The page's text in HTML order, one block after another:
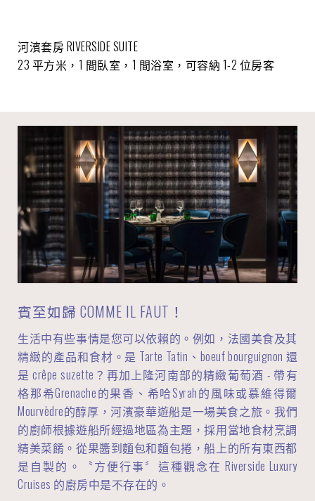
河濱套房 RIVERSIDE SUITE
23 平方米，1 間臥室，1 間浴室，可容納 1-2 位房客
賓至如歸 COMME IL FAUT！
生活中有些事情是您可以依賴的。例如，法國美食及其
精緻的產品和食材。是 Tarte Tatin、boeuf bourguignon 還
是 crêpe suzette？再加上隆河南部的精緻葡萄酒 - 帶有
格那希Grenache的果香、希哈Syrah的風味或慕維得爾
Mourvèdre的醇厚，河濱豪華遊船是一場美食之旅。我們
的廚師根據遊船所經過地區為主題，採用當地食材烹調
精美菜餚。從果醬到麵包和麵包捲，船上的所有東西都
是自製的。〝方便行事〞這種觀念在 Riverside Luxury
Cruises 的廚房中是不存在的。